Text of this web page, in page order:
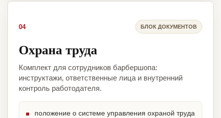
04 БЛОК ДОКУМЕНТОВ
Охрана труда
Комплект для сотрудников барбершопа:
инструктажи, ответственные лица и внутренний
контроль работодателя.
положение о системе управления охраной труда